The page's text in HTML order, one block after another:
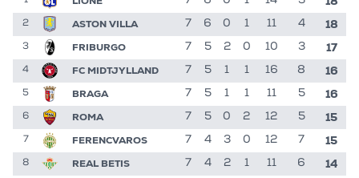
2 ASTON VILLA 7 6 0 1 11 4 18
3 FRIBURGO 7 5 2 0 10 3 17
4 FC MIDTJYLLAND 7 5 1 1 16 8 16
5 BRAGA 7 5 1 1 11 5 16
6 ROMA 7 5 0 2 12 5 15
7 FERENCVAROS 7 4 3 0 12 7 15
8 REAL BETIS 7 4 2 1 11 6 14